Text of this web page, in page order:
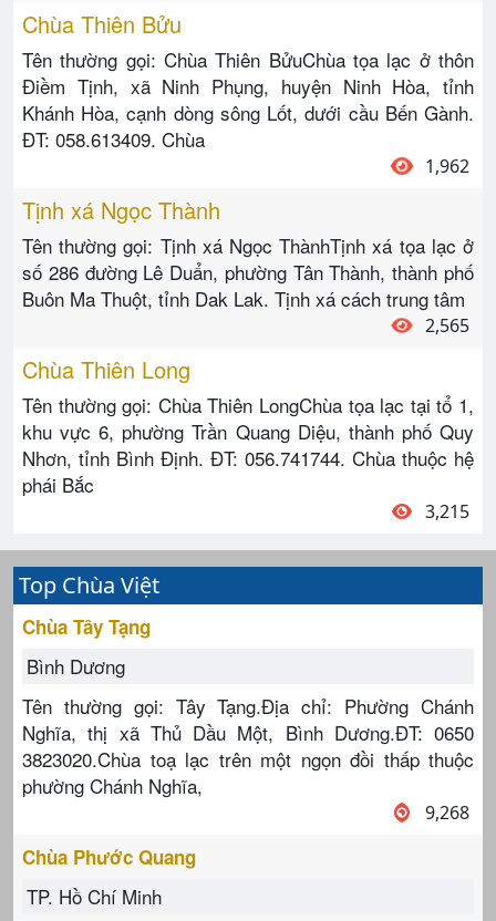
Chùa Thiên Bửu
Tên thường gọi: Chùa Thiên BửuChùa tọa lạc ở thôn
Điềm Tịnh, xã Ninh Phụng, huyện Ninh Hòa, tỉnh
Khánh Hòa, cạnh dòng sông Lốt, dưới cầu Bến Gành.
ĐT: 058.613409. Chùa
1,962
Tịnh xá Ngọc Thành
Tên thường gọi: Tịnh xá Ngọc ThànhTịnh xá tọa lạc ở
số 286 đường Lê Duẩn, phường Tân Thành, thành phố
Buôn Ma Thuột, tỉnh Dak Lak. Tịnh xá cách trung tâm
2,565
Chùa Thiên Long
Tên thường gọi: Chùa Thiên LongChùa tọa lạc tại tổ 1,
khu vực 6, phường Trần Quang Diệu, thành phố Quy
Nhơn, tỉnh Bình Định. ĐT: 056.741744. Chùa thuộc hệ
phái Bắc
3,215
Top Chùa Việt
Chùa Tây Tạng
Bình Dương
Tên thường gọi: Tây Tạng.Địa chỉ: Phường Chánh
Nghĩa, thị xã Thủ Dầu Một, Bình Dương.ĐT: 0650
3823020.Chùa toạ lạc trên một ngọn đồi thấp thuộc
phường Chánh Nghĩa,
9,268
Chùa Phước Quang
TP. Hồ Chí Minh